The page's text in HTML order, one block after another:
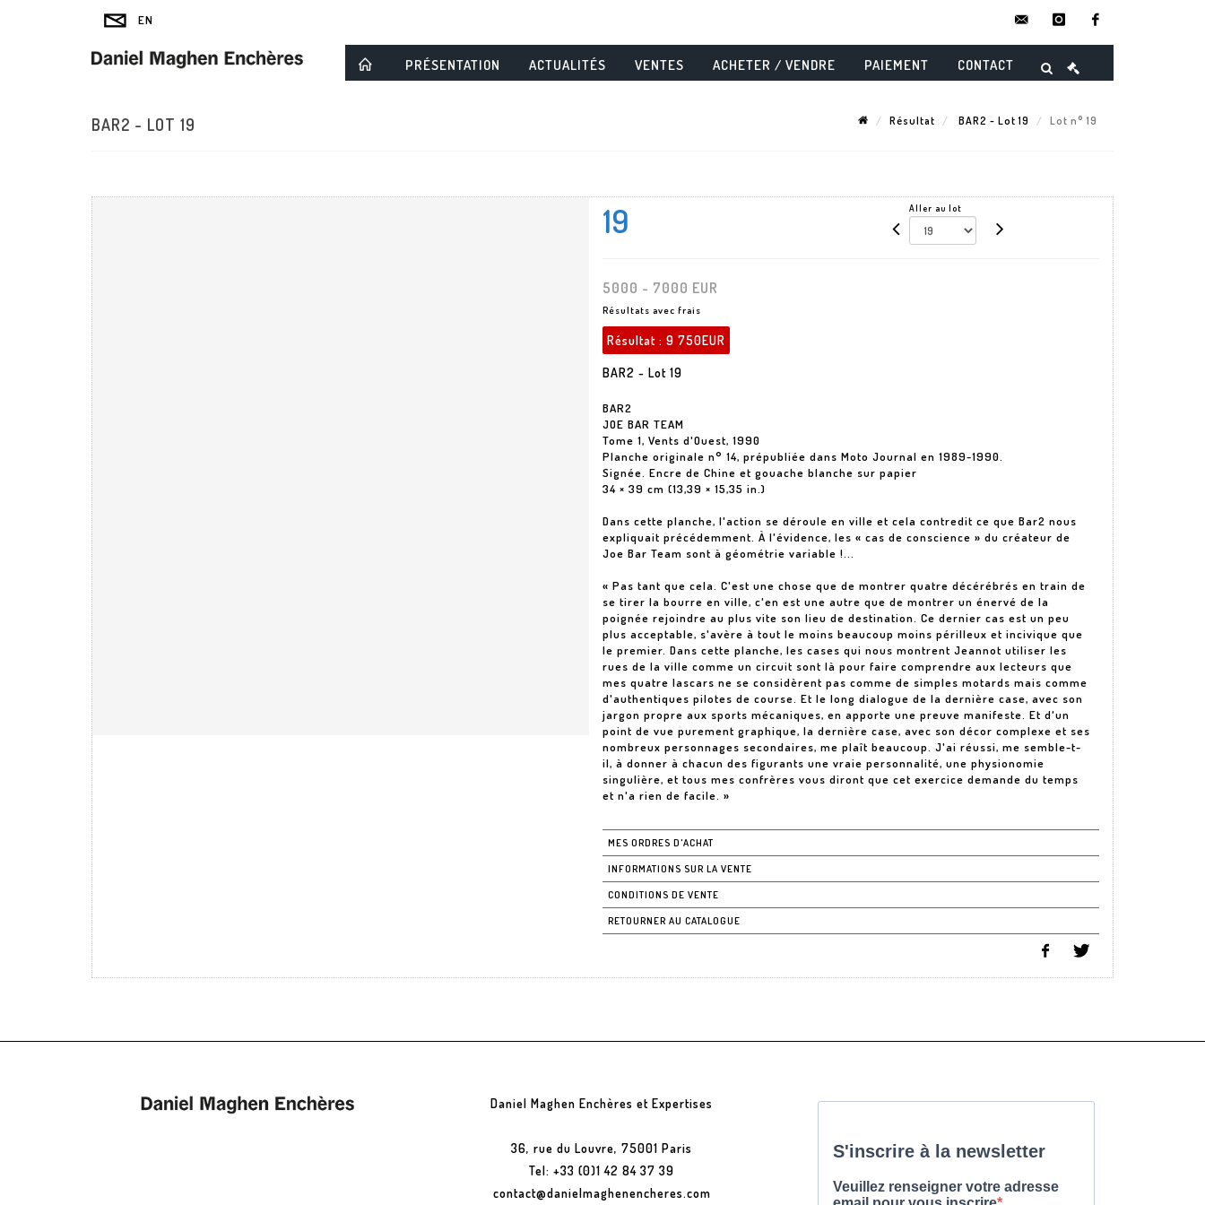
instagram
PRÉSENTATION ACTUALITÉS VENTES ACHETER / VENDRE PAIEMENT CONTACT
BAR2 - LOT 19 Résultat BAR2 - Lot 19 Lot n° 19
19 Aller au lot
5000 - 7000 EUR
Résultats avec frais
Résultat : 9 750EUR
BAR2 - Lot 19
BAR2
JOE BAR TEAM
Tome 1, Vents d'Ouest, 1990
Planche originale n° 14, prépubliée dans Moto Journal en 1989-1990.
Signée. Encre de Chine et gouache blanche sur papier
34 × 39 cm (13,39 × 15,35 in.)
Dans cette planche, l'action se déroule en ville et cela contredit ce que Bar2 nous
expliquait précédemment. À l'évidence, les « cas de conscience » du créateur de
Joe Bar Team sont à géométrie variable !...
« Pas tant que cela. C'est une chose que de montrer quatre décérébrés en train de
se tirer la bourre en ville, c'en est une autre que de montrer un énervé de la
poignée rejoindre au plus vite son lieu de destination. Ce dernier cas est un peu
plus acceptable, s'avère à tout le moins beaucoup moins périlleux et incivique que
le premier. Dans cette planche, les cases qui nous montrent Jeannot utiliser les
rues de la ville comme un circuit sont là pour faire comprendre aux lecteurs que
mes quatre lascars ne se considèrent pas comme de simples motards mais comme
d'authentiques pilotes de course. Et le long dialogue de la dernière case, avec son
jargon propre aux sports mécaniques, en apporte une preuve manifeste. Et d'un
point de vue purement graphique, la dernière case, avec son décor complexe et ses
nombreux personnages secondaires, me plaît beaucoup. J'ai réussi, me semble-t-
il, à donner à chacun des figurants une vraie personnalité, une physionomie
singulière, et tous mes confrères vous diront que cet exercice demande du temps
et n'a rien de facile. »
MES ORDRES D'ACHAT
INFORMATIONS SUR LA VENTE
CONDITIONS DE VENTE
RETOURNER AU CATALOGUE
Daniel Maghen Enchères et Expertises
36, rue du Louvre, 75001 Paris
Tel: +33 (0)1 42 84 37 39
contact@danielmaghenencheres.com